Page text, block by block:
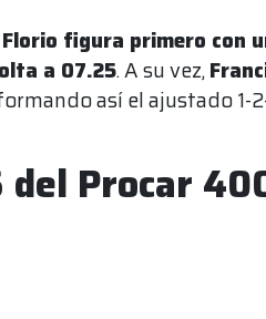
figura primero con
a 07.25. A su vez,
así el ajustado 1-
del Procar